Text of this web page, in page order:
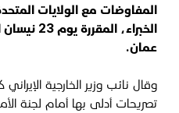
المفاوضات مع الولايات
الخبراء،
عمان.
وقال نائب وزير الخارجية
تصريحات أدلى بها أمام لجنة